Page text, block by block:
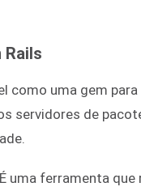
Rails
uma gem para
servidores de
uma ferramenta